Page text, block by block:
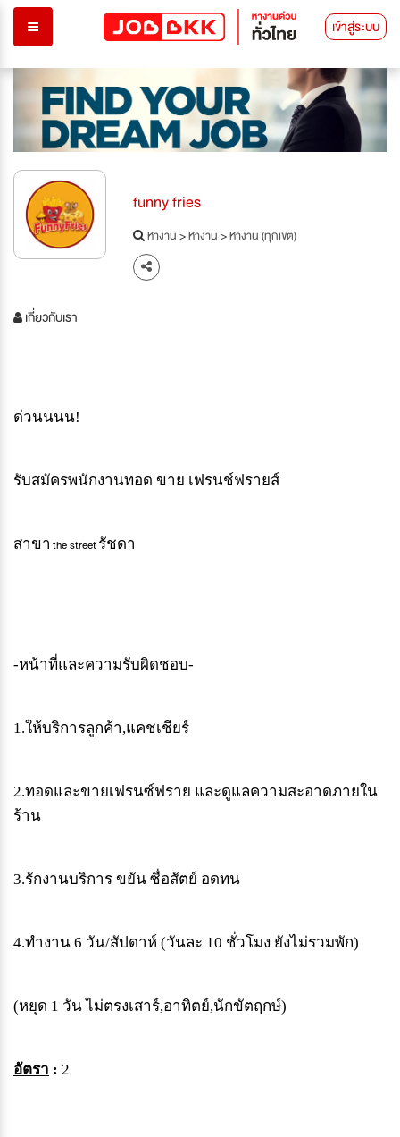
เข้าสู่ระบบ
funny fries
หางาน>หางาน>หางาน (ทุกเขต)
เกี่ยวกับเรา
ด่วนนนน!
รับสมัครพนักงานทอด ขาย เฟรนช์ฟรายส์
สาขา the streetรัชดา
-หน้าที่และความรับผิดชอบ-
1.ให้บริการลูกค้า,แคชเชียร์
2.ทอดและขายเฟรนซ์ฟราย และดูแลความสะอาดภายใน
ร้าน
3.รักงานบริการ ขยัน ซื่อสัตย์ อดทน
4.ทำงาน 6 วัน/สัปดาห์ (วันละ 10 ชั่วโมง ยังไม่รวมพัก)
(หยุด 1 วัน ไม่ตรงเสาร์,อาทิตย์,นักขัตฤกษ์)
อัตรา : 2